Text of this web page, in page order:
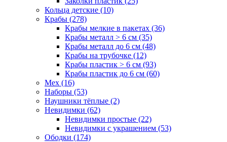
Кольца детские (10)
Крабы (278)
Крабы мелкие в пакетах (36)
Крабы металл > 6 см (35)
Крабы металл до 6 см (48)
Крабы на трубочке (12)
Крабы пластик > 6 см (93)
Крабы пластик до 6 см (60)
Мех (16)
Наборы (53)
Наушники тёплые (2)
Невидимки (62)
Невидимки простые (22)
Невидимки с украшением (53)
Ободки (174)